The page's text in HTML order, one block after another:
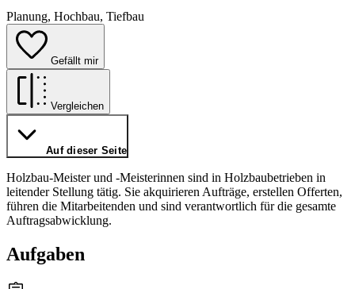
Planung, Hochbau, Tiefbau
Gefällt mir
Vergleichen
Auf dieser Seite
Holzbau-Meister und -Meisterinnen sind in Holzbaubetrieben in
leitender Stellung tätig. Sie akquirieren Aufträge, erstellen Offerten,
führen die Mitarbeitenden und sind verantwortlich für die gesamte
Auftragsabwicklung.
Aufgaben